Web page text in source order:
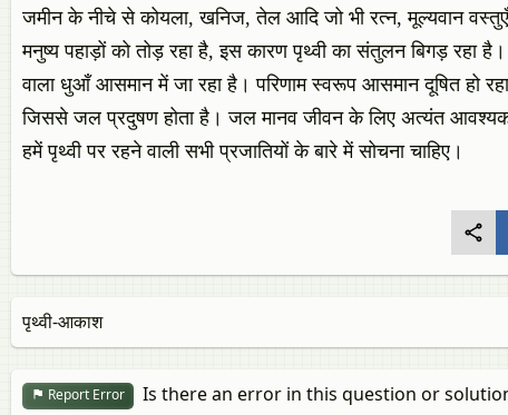
जमीन के नीचे से कोयला, खनिज, तेल आदि जो भी रत्न, मूल्यवान
मनुष्य पहाड़ों को तोड़ रहा है, इस कारण पृथ्वी का संतुलन बिगड़ रहा
वाला धुआँ आसमान में जा रहा है। परिणाम स्वरूप आसमान दूषित हो
जिससे जल प्रदुषण होता है। जल मानव जीवन के लिए अत्यंत आवश्यक है
हमें पृथ्वी पर रहने वाली सभी प्रजातियों के बारे में सोचना चाहिए।
पृथ्‍वी-आकाश
Report Error Is there an error in this question or